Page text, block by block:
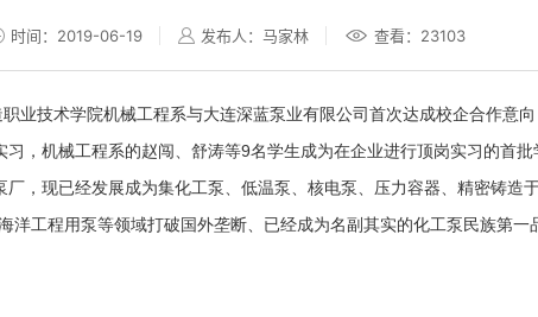
时间：2019-06-19 发布人：马家林 查看： 23103
技术学院机械工程系与大连深蓝泵业有限公司首次达成校企合作意向
，机械工程系的赵闯、舒涛等9名学生成为在企业进行顶岗实习的首批
现已经发展成为集化工泵、低温泵、核电泵、压力容器、精密铸造
工程用泵等领域打破国外垄断、已经成为名副其实的化工泵民族第